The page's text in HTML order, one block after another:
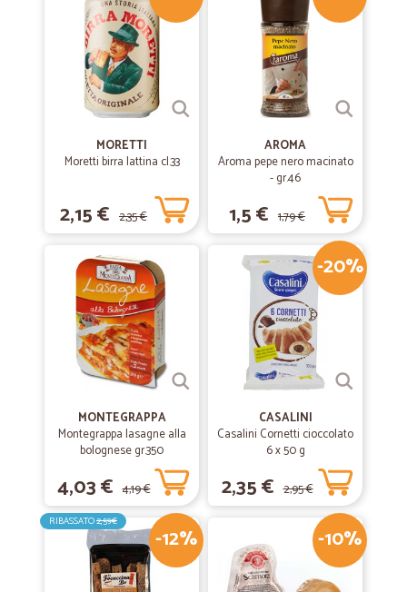
Ricevuto la merce in un giorno e tutto perfetto. Ottimo l'imballaggio e
ottimi i prodotti. Consiglio vivamente il negozio per acquisti.
MORETTI
Moretti birra lattina cl.33
2,15 € 2,35 €
AROMA
Aroma pepe nero macinato
- gr.46
1,5 € 1,79 €
MONTEGRAPPA
Montegrappa lasagne alla
bolognese gr.350
4,03 € 4,19 €
-20%
CASALINI
Casalini Cornetti cioccolato
6 x 50 g
2,35 € 2,95 €
-12%
RIBASSATO2,59€
-10%